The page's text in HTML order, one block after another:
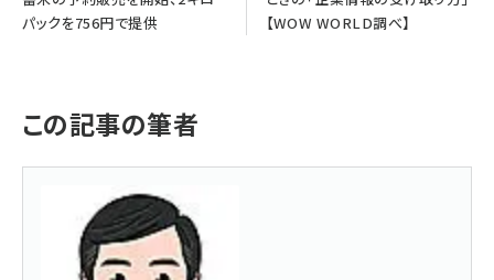
パックを756円で提供
【WOW WORLD調べ】
この記事の筆者